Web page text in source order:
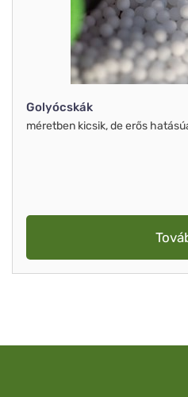
Golyócskák
méretben kicsik, de erős